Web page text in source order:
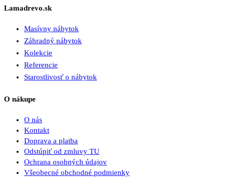
Lamadrevo.sk
Masívny nábytok
Záhradný nábytok
Kolekcie
Referencie
Starostlivosť o nábytok
O nákupe
O nás
Kontakt
Doprava a platba
Odstúpiť od zmluvy TU
Ochrana osobných údajov
Všeobecné obchodné podmienky